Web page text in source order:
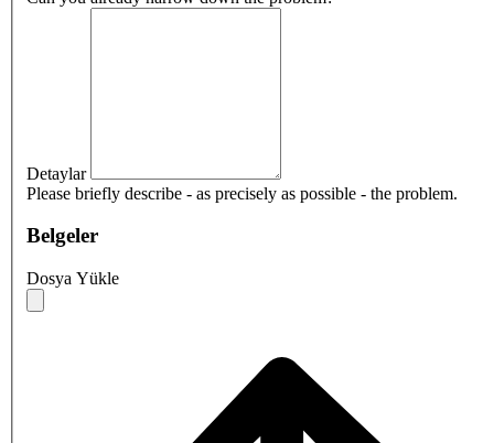
Detaylar
Please briefly describe - as precisely as possible - the problem.
Belgeler
Dosya Yükle